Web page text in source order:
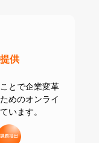
供
とで企業変革
めのオンライ
います。